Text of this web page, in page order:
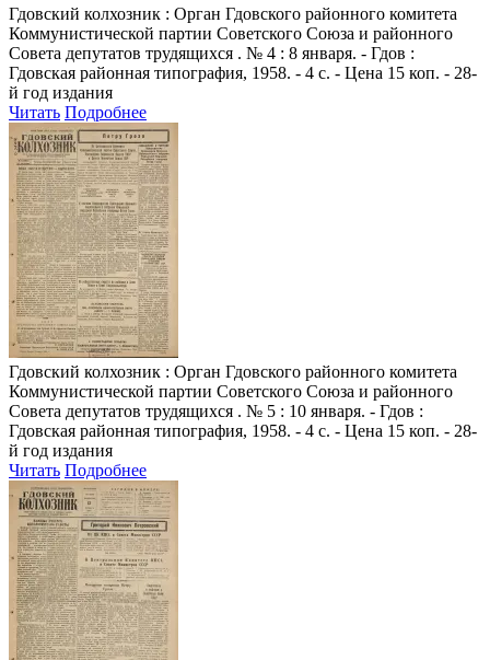
Гдовский колхозник : Орган Гдовского районного комитета
Коммунистической партии Советского Союза и районного
Совета депутатов трудящихся . № 4 : 8 января. - Гдов :
Гдовская районная типография, 1958. - 4 с. - Цена 15 коп. - 28-
й год издания
Читать Подробнее
Гдовский колхозник : Орган Гдовского районного комитета
Коммунистической партии Советского Союза и районного
Совета депутатов трудящихся . № 5 : 10 января. - Гдов :
Гдовская районная типография, 1958. - 4 с. - Цена 15 коп. - 28-
й год издания
Читать Подробнее